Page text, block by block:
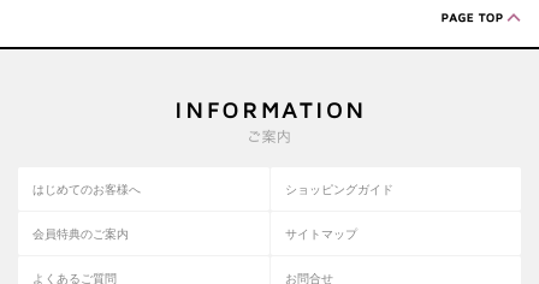
はじめてのお客様へ ショッピングガイド
会員特典のご案内 サイトマップ
よくあるご質問 お問合せ